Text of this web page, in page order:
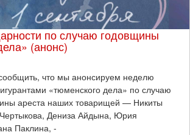
по случаю годовщины
(анонс)
что мы анонсируем неделю
«тюменского дела» по случаю
ареста наших товарищей — Никиты
Дениза Айдына, Юрия
Паклина, -